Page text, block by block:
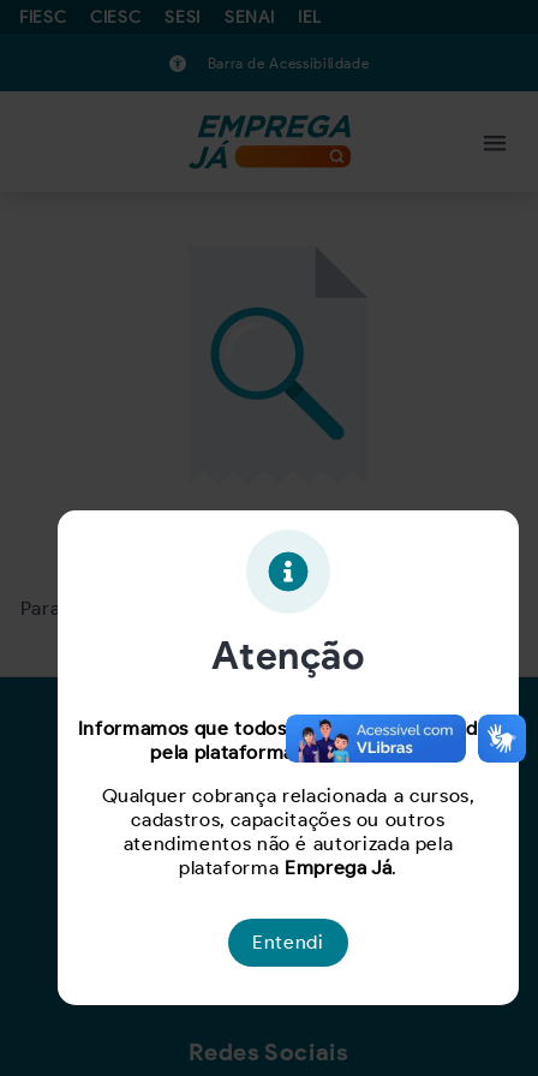
FIESC CIESC SESI SENAI IEL
Barra de Acessibilidade
Oportunidade expirada!
Para ver mais, acesse a páginaBuscar Oportunidades.
Para Candidatos
Cadastro de Currículo
Capacite-se
Criar Oportunidade
Redes Sociais
Atenção
Informamos que todos os serviços oferecidos
pela plataforma são gratuitos.
Qualquer cobrança relacionada a cursos,
cadastros, capacitações ou outros
atendimentos não é autorizada pela
plataforma Emprega Já.
Entendi